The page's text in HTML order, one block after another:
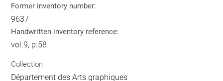
Former inventory number:
9637
Handwritten inventory reference:
vol.9, p.58
Collection
Département des Arts graphiques